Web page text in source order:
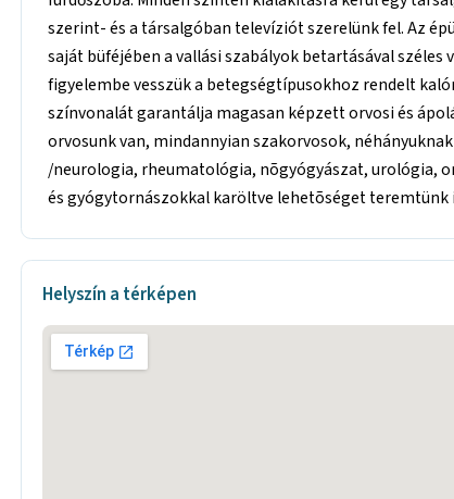
szerint- és a társalgóban televíziót szerelünk fel. Az
saját büféjében a vallási szabályok betartásával
figyelembe vesszük a betegségtípusokhoz rendelt
színvonalát garantálja magasan képzett orvosi és
orvosunk van, mindannyian szakorvosok,
/neurologia, rheumatológia, nõgyógyászat, urológia,
és gyógytornászokkal karöltve lehetõséget
Helyszín a térképen